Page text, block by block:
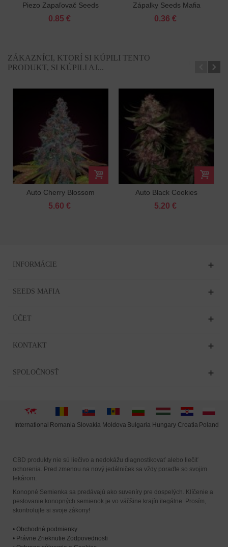
Piezo Zapaľovač Seeds
Mafia
0.85 €
Zápalky Seeds Mafia
0.36 €
ZÁKAZNÍCI, KTORÍ SI KÚPILI TENTO
PRODUKT, SI KÚPILI AJ...
Auto Cherry Blossom
Feminizované
5.60 €
Auto Black Cookies
Feminizované
5.20 €
INFORMÁCIE
SEEDS MAFIA
ÚČET
KONTAKT
SPOLOČNOSŤ
International Romania Slovakia Moldova Bulgaria Hungary Croatia Poland
CBD produkty nie sú liečivo a nedokážu diagnostikovať alebo liečiť
ochorenia. Pred zmenou na nový jedálniček sa vždy poraďte so svojim
lekárom.
Konopné Semienka sa predávajú ako suveníry pre dospelých. Klíčenie a
pestovanie konopných semienok je vo väčšine krajín ilegálne. Prosím,
skontrolujte si svoje zákony!
• Obchodné podmienky
• Právne Zrieknutie Zodpovednosti